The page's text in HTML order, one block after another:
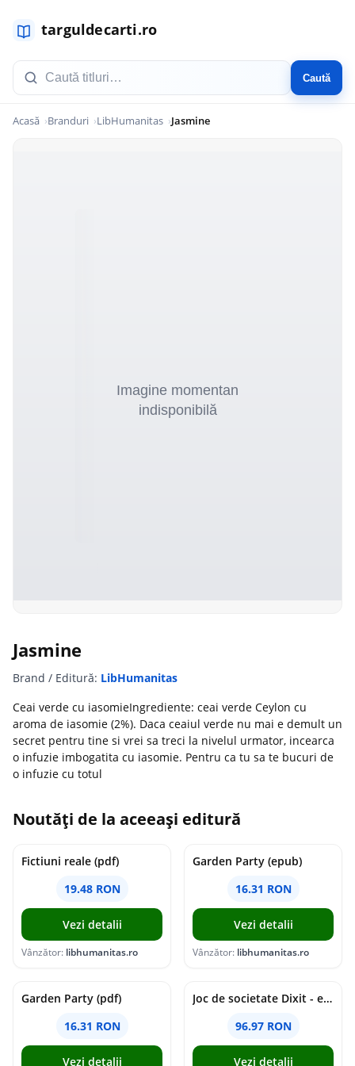
Caută
Acasă Branduri LibHumanitas Jasmine
Jasmine
Brand / Editură: LibHumanitas
Ceai verde cu iasomieIngrediente: ceai verde Ceylon cu
aroma de iasomie (2%). Daca ceaiul verde nu mai e demult un
secret pentru tine si vrei sa treci la nivelul urmator, incearca
o infuzie imbogatita cu iasomie. Pentru ca tu sa te bucuri de
o infuzie cu totul
Noutăți de la aceeași editură
Fictiuni reale (pdf)
19.48 RON
Vezi detalii
Vânzător: libhumanitas.ro
Garden Party (epub)
16.31 RON
Vezi detalii
Vânzător: libhumanitas.ro
Garden Party (pdf)
16.31 RON
Vezi detalii
Joc de societate Dixit - extensia Revelations
96.97 RON
Vezi detalii